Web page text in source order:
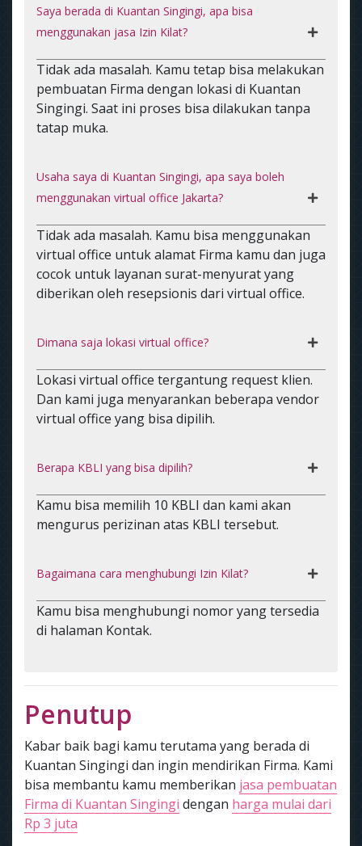
Saya berada di Kuantan Singingi, apa bisa
menggunakan jasa Izin Kilat?
Tidak ada masalah. Kamu tetap bisa melakukan
pembuatan Firma dengan lokasi di Kuantan
Singingi. Saat ini proses bisa dilakukan tanpa
tatap muka.
Usaha saya di Kuantan Singingi, apa saya boleh
menggunakan virtual office Jakarta?
Tidak ada masalah. Kamu bisa menggunakan
virtual office untuk alamat Firma kamu dan juga
cocok untuk layanan surat-menyurat yang
diberikan oleh resepsionis dari virtual office.
Dimana saja lokasi virtual office?
Lokasi virtual office tergantung request klien.
Dan kami juga menyarankan beberapa vendor
virtual office yang bisa dipilih.
Berapa KBLI yang bisa dipilih?
Kamu bisa memilih 10 KBLI dan kami akan
mengurus perizinan atas KBLI tersebut.
Bagaimana cara menghubungi Izin Kilat?
Kamu bisa menghubungi nomor yang tersedia
di halaman Kontak.
Penutup
Kabar baik bagi kamu terutama yang berada di
Kuantan Singingi dan ingin mendirikan Firma. Kami
bisa membantu kamu memberikan jasa pembuatan
Firma di Kuantan Singingi dengan harga mulai dari
Rp 3 juta